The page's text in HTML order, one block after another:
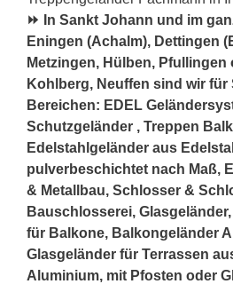
⏩ In Sankt Johann und im
Eningen (Achalm), Dettingen
Metzingen, Hülben, Pfullingen
Kohlberg, Neuffen sind wir für
Bereichen: EDEL
Schutzgeländer , Treppen
Edelstahlgeländer aus
pulverbeschichtet nach Maß,
& Metallbau, Schlosser &
Bauschlosserei,
für Balkone, Balkongeländer
Glasgeländer für Terrassen
Aluminium, mit Pfosten oder